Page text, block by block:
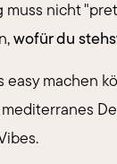
muss nicht
wofür du
easy machen